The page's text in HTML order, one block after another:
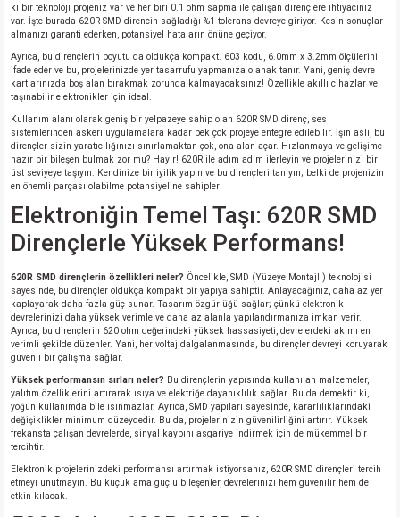
ki bir teknoloji projeniz var ve her biri 0.1 ohm sapma ile çalışan dirençlere ihtiyacınız
var. İşte burada 620R SMD direncin sağladığı %1 tolerans devreye giriyor. Kesin sonuçlar
almanızı garanti ederken, potansiyel hataların önüne geçiyor.
Ayrıca, bu dirençlerin boyutu da oldukça kompakt. 603 kodu, 6.0mm x 3.2mm ölçülerini
ifade eder ve bu, projelerinizde yer tasarrufu yapmanıza olanak tanır. Yani, geniş devre
kartlarınızda boş alan bırakmak zorunda kalmayacaksınız! Özellikle akıllı cihazlar ve
taşınabilir elektronikler için ideal.
Kullanım alanı olarak geniş bir yelpazeye sahip olan 620R SMD direnç, ses
sistemlerinden askeri uygulamalara kadar pek çok projeye entegre edilebilir. İşin aslı, bu
dirençler sizin yaratıcılığınızı sınırlamaktan çok, ona alan açar. Hızlanmaya ve gelişime
hazır bir bileşen bulmak zor mu? Hayır! 620R ile adım adım ilerleyin ve projelerinizi bir
üst seviyeye taşıyın. Kendinize bir iyilik yapın ve bu dirençleri tanıyın; belki de projenizin
en önemli parçası olabilme potansiyeline sahipler!
Elektroniğin Temel Taşı: 620R SMD
Dirençlerle Yüksek Performans!
620R SMD dirençlerin özellikleri neler? Öncelikle, SMD (Yüzeye Montajlı) teknolojisi
sayesinde, bu dirençler oldukça kompakt bir yapıya sahiptir. Anlayacağınız, daha az yer
kaplayarak daha fazla güç sunar. Tasarım özgürlüğü sağlar; çünkü elektronik
devrelerinizi daha yüksek verimle ve daha az alanla yapılandırmanıza imkan verir.
Ayrıca, bu dirençlerin 620 ohm değerindeki yüksek hassasiyeti, devrelerdeki akımı en
verimli şekilde düzenler. Yani, her voltaj dalgalanmasında, bu dirençler devreyi koruyarak
güvenli bir çalışma sağlar.
Yüksek performansın sırları neler? Bu dirençlerin yapısında kullanılan malzemeler,
yalıtım özelliklerini artırarak ısıya ve elektriğe dayanıklılık sağlar. Bu da demektir ki,
yoğun kullanımda bile ısınmazlar. Ayrıca, SMD yapıları sayesinde, kararlılıklarındaki
değişiklikler minimum düzeydedir. Bu da, projelerinizin güvenilirliğini artırır. Yüksek
frekansta çalışan devrelerde, sinyal kaybını asgariye indirmek için de mükemmel bir
tercihtir.
Elektronik projelerinizdeki performansı artırmak istiyorsanız, 620R SMD dirençleri tercih
etmeyi unutmayın. Bu küçük ama güçlü bileşenler, devrelerinizi hem güvenilir hem de
etkin kılacak.